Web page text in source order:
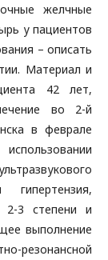
желчные
у пациентов
– описать
Материал и
42 лет,
во 2-й
в феврале
2-3 степени и
выполнение
резонансной